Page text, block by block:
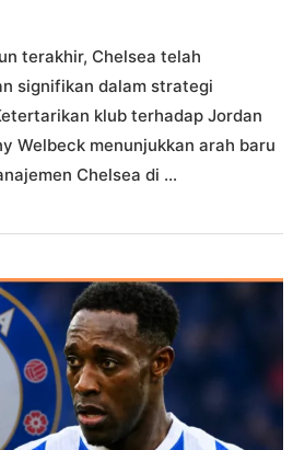
terakhir, Chelsea telah
signifikan dalam strategi
klub terhadap Jordan
Welbeck menunjukkan arah baru
Chelsea di …